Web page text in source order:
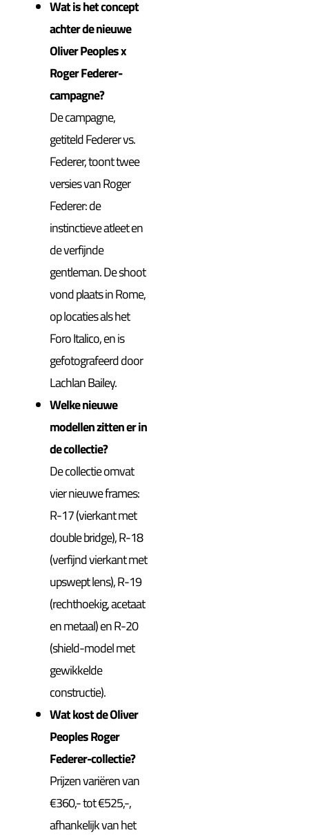
Wat is het concept
achter de nieuwe
Oliver Peoples x
Roger Federer-
campagne?
De campagne,
getiteld Federer vs.
Federer, toont twee
versies van Roger
Federer: de
instinctieve atleet en
de verfijnde
gentleman. De shoot
vond plaats in Rome,
op locaties als het
Foro Italico, en is
gefotografeerd door
Lachlan Bailey.
Welke nieuwe
modellen zitten er in
de collectie?
De collectie omvat
vier nieuwe frames:
R-17 (vierkant met
double bridge), R-18
(verfijnd vierkant met
upswept lens), R-19
(rechthoekig, acetaat
en metaal) en R-20
(shield-model met
gewikkelde
constructie).
Wat kost de Oliver
Peoples Roger
Federer-collectie?
Prijzen variëren van
€360,- tot €525,-,
afhankelijk van het